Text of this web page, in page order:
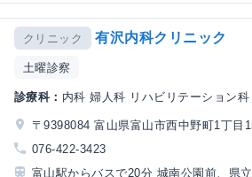
クリニック 有沢内科クリニック
土曜診察
診療科： 内科 婦人科 リハビリテーション科
〒9398084 富山県富山市西中野町1丁目
076-422-3423
富山駅からバスで20分 城南公園前、県